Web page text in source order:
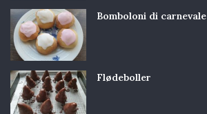
Bomboloni di carnevale
Flødeboller